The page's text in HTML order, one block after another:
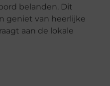
belanden. Dit
geniet van heerlijke
aan de lokale